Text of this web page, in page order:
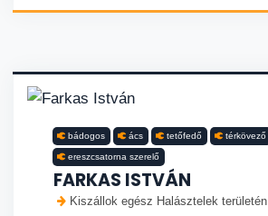
bádogos ács tetőfedő térkövező
ereszcsatorna szerelő
FARKAS ISTVÁN
Kiszállok egész Halásztelek területén